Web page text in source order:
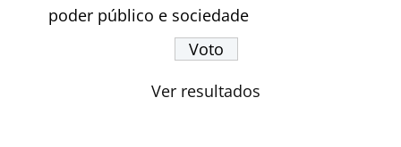
poder público e sociedade
Ver resultados